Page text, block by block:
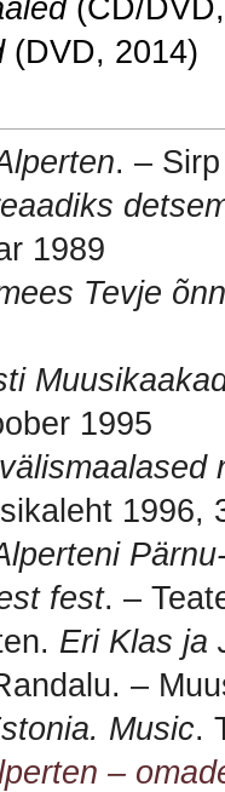
(CD/
(DVD, 2014)
. –
1989
Tevje
1995
1996,
fest. –
Eri Klas ja
–
Music.
–